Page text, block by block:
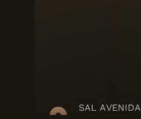
SAL AVENIDA